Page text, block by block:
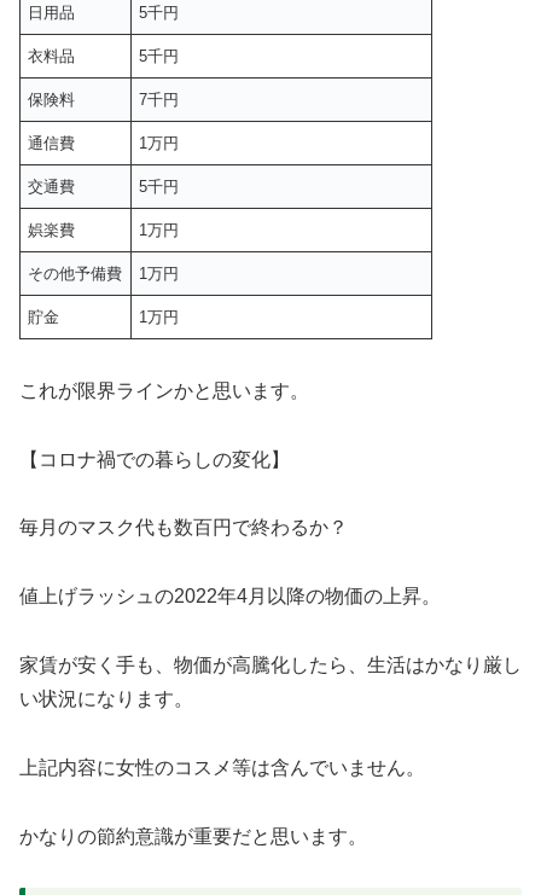
日用品 5千円
衣料品 5千円
保険料 7千円
通信費 1万円
交通費 5千円
娯楽費 1万円
その他予備費 1万円
貯金 1万円
これが限界ラインかと思います。
【コロナ禍での暮らしの変化】
毎月のマスク代も数百円で終わるか？
値上げラッシュの2022年4月以降の物価の上昇。
家賃が安く手も、物価が高騰化したら、生活はかなり厳し
い状況になります。
上記内容に女性のコスメ等は含んでいません。
かなりの節約意識が重要だと思います。